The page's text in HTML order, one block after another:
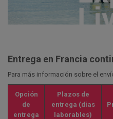
Entrega en Francia
Para más información sobre el
Opción
de
entrega
Plazos de
entrega (días
laborables)